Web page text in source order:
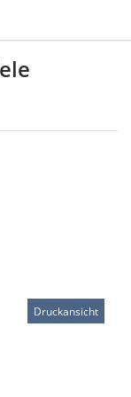
für